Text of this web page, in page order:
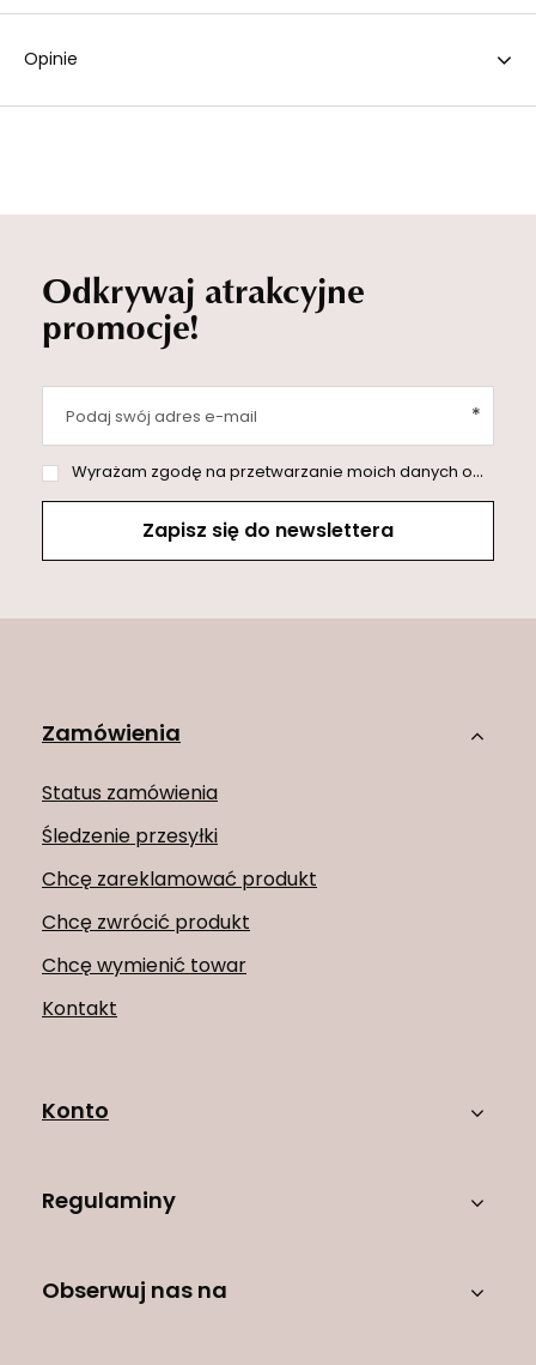
Opinie
Odkrywaj atrakcyjne
promocje!
Podaj swój adres e-mail
Wyrażam zgodę na przetwarzanie moich danych osobowych (adres e-mail) na potrzeby wysyłki newslettera z informacją handlową (marketing). Więcej w
Zapisz się do newslettera
Zamówienia
Status zamówienia
Śledzenie przesyłki
Chcę zareklamować produkt
Chcę zwrócić produkt
Chcę wymienić towar
Kontakt
Konto
Regulaminy
Obserwuj nas na